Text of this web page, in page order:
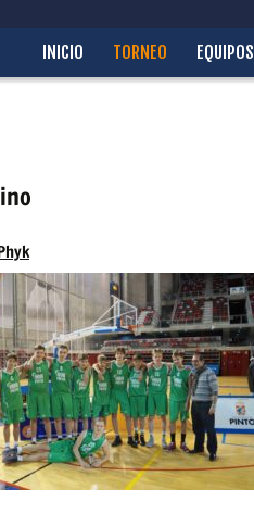
INICIO TORNEO EQUIPOS